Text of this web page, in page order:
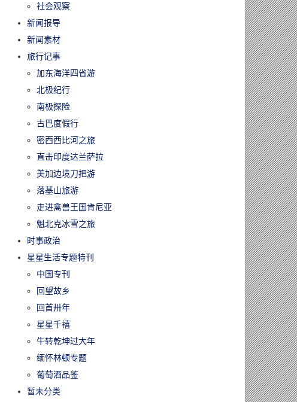
社会观察
新闻报导
新闻素材
旅行记事
加东海洋四省游
北极纪行
南极探险
古巴度假行
密西西比河之旅
直击印度达兰萨拉
美加边境刀把游
落基山旅游
走进禽兽王国肯尼亚
魁北克冰雪之旅
时事政治
星星生活专题特刊
中国专刊
回望故乡
回首卅年
星星千禧
牛转乾坤过大年
缅怀林顿专题
葡萄酒品鉴
暂未分类